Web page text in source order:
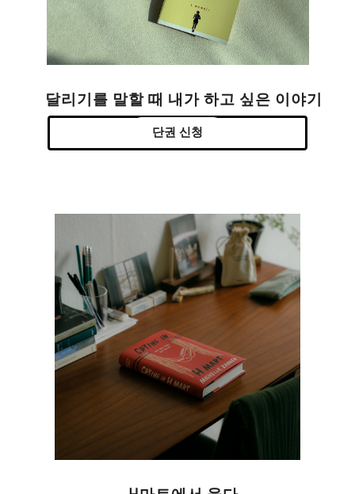
달리기를 말할 때 내가 하고 싶은 이야기
단권 신청